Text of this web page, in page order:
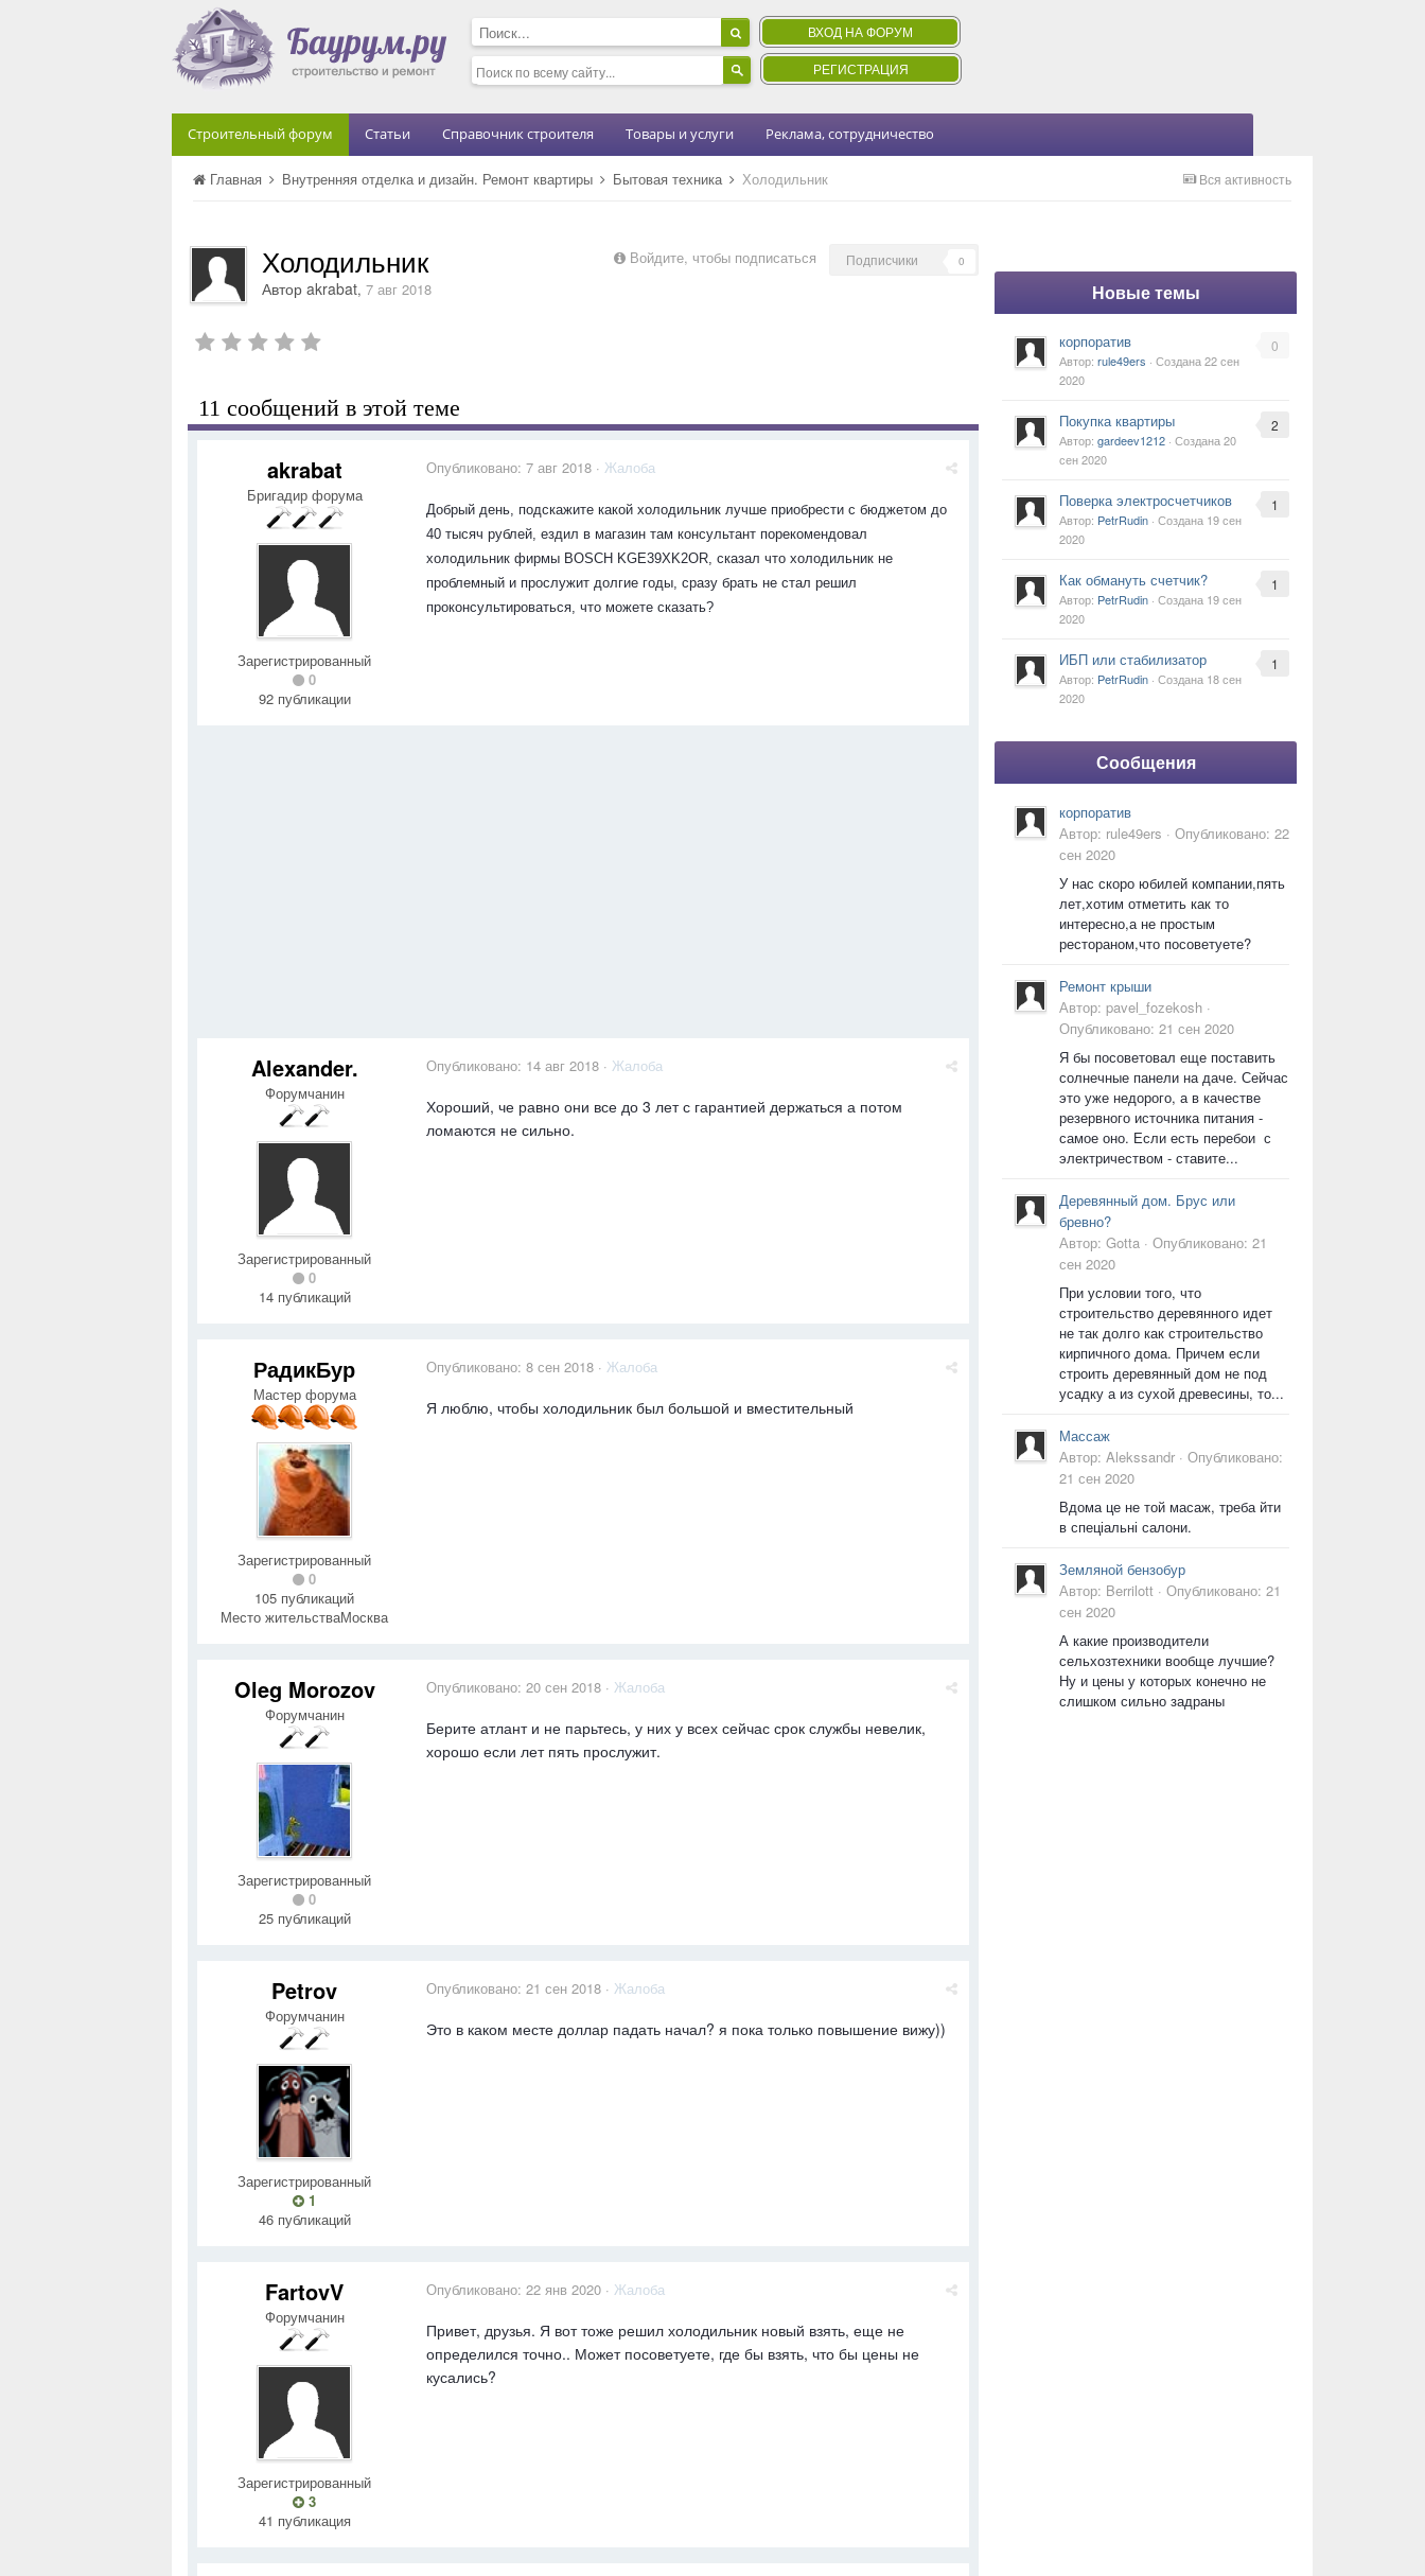
ВХОД НА ФОРУМ
РЕГИСТРАЦИЯ
Строительный форум Статьи Справочник строителя Товары и услуги Реклама, сотрудничество
Вся активность
Главная Внутренняя отделка и дизайн. Ремонт квартиры Бытовая техника Холодильник
Войдите, чтобы подписаться Подписчики 0
Холодильник
Автор akrabat, 7 авг 2018
11 сообщений в этой теме
akrabat
Бригадир форума
Зарегистрированный
0
92 публикации
Опубликовано: 7 авг 2018 · Жалоба
Добрый день, подскажите какой холодильник лучше приобрести с бюджетом до
40 тысяч рублей, ездил в магазин там консультант порекомендовал
холодильник фирмы BOSCH KGE39XK2OR, сказал что холодильник не
проблемный и прослужит долгие годы, сразу брать не стал решил
проконсультироваться, что можете сказать?
Alexander.
Форумчанин
Зарегистрированный
0
14 публикаций
Опубликовано: 14 авг 2018 · Жалоба
Хороший, че равно они все до 3 лет с гарантией держаться а потом
ломаются не сильно.
РадикБур
Мастер форума
Зарегистрированный
0
105 публикаций
Место жительстваМосква
Опубликовано: 8 сен 2018 · Жалоба
Я люблю, чтобы холодильник был большой и вместительный
Oleg Morozov
Форумчанин
Зарегистрированный
0
25 публикаций
Опубликовано: 20 сен 2018 · Жалоба
Берите атлант и не парьтесь, у них у всех сейчас срок службы невелик,
хорошо если лет пять прослужит.
Petrov
Форумчанин
Зарегистрированный
1
46 публикаций
Опубликовано: 21 сен 2018 · Жалоба
Это в каком месте доллар падать начал? я пока только повышение вижу))
FartovV
Форумчанин
Зарегистрированный
3
41 публикация
Опубликовано: 22 янв 2020 · Жалоба
Привет, друзья. Я вот тоже решил холодильник новый взять, еще не
определился точно.. Может посоветуете, где бы взять, что бы цены не
кусались?
Новые темы
0
корпоратив
Автор: rule49ers · Создана22 сен
2020
2
Покупка квартиры
Автор: gardeev1212 · Создана20
сен 2020
1
Поверка электросчетчиков
Автор: PetrRudin · Создана 19 сен
2020
1
Как обмануть счетчик?
Автор: PetrRudin · Создана 19 сен
2020
1
ИБП или стабилизатор
Автор: PetrRudin · Создана 18 сен
2020
Сообщения
корпоратив
Автор: rule49ers · Опубликовано: 22
сен 2020
У нас скоро юбилей компании,пять
лет,хотим отметить как то
интересно,а не простым
рестораном,что посоветуете?
Ремонт крыши
Автор: pavel_fozekosh ·
Опубликовано: 21 сен 2020
Я бы посоветовал еще поставить
солнечные панели на даче. Сейчас
это уже недорого, а в качестве
резервного источника питания -
самое оно. Если есть перебои с
электричеством - ставите...
Деревянный дом. Брус или
бревно?
Автор: Gotta · Опубликовано: 21
сен 2020
При условии того, что
строительство деревянного идет
не так долго как строительство
кирпичного дома. Причем если
строить деревянный дом не под
усадку а из сухой древесины, то...
Массаж
Автор: Alekssandr · Опубликовано:
21 сен 2020
Вдома це не той масаж, треба йти
в спеціальні салони.
Земляной бензобур
Автор: Berrilott · Опубликовано: 21
сен 2020
А какие производители
сельхозтехники вообще лучшие?
Ну и цены у которых конечно не
слишком сильно задраны